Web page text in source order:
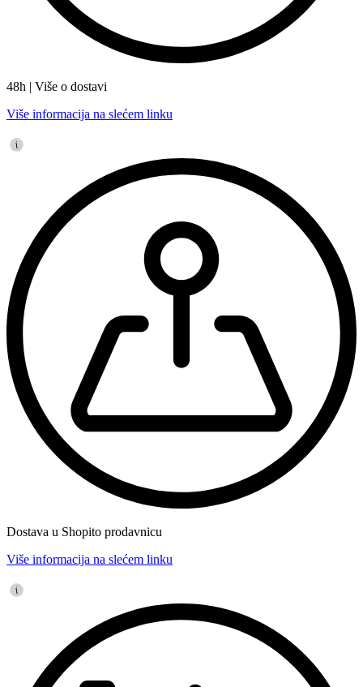
48h | Više o dostavi
Više informacija na slećem linku
Dostava u Shopito prodavnicu
Više informacija na slećem linku